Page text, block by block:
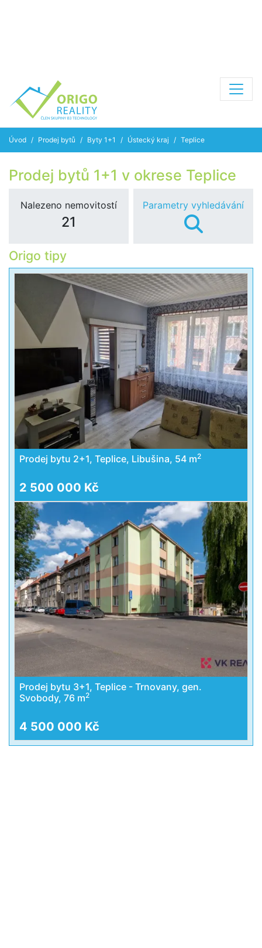
Úvod Prodej bytů Byty 1+1 Ústecký kraj Teplice
Prodej bytů 1+1 v okrese Teplice
Nalezeno nemovitostí
21
Parametry vyhledávání
Origo tipy
Prodej bytu 2+1, Teplice, Libušina, 54 m2
2 500 000 Kč
Prodej bytu 3+1, Teplice - Trnovany, gen.
Svobody, 76 m2
4 500 000 Kč